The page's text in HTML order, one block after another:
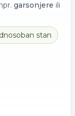
garsonjere ili
stan